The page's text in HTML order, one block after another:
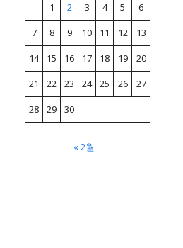
1
2 3 4 5
6
7
8 9 10 11 12
13
14
15 16 17 18 19
20
21
22 23 24 25 26
27
28
29 30
« 2월